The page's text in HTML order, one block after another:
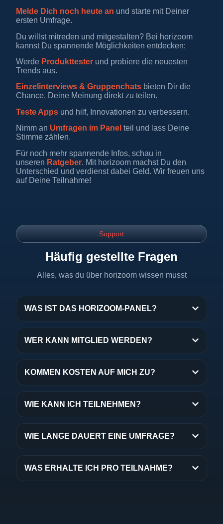
Melde Dich noch heute an und starte mit Deiner
ersten Umfrage.
Du willst mitreden und mitgestalten? Bei horizoom
kannst Du spannende Möglichkeiten entdecken:
Werde Produkttester und probiere die neuesten
Trends aus.
Einzelinterviews & Gruppenchats bieten Dir die
Chance, Deine Meinung direkt zu teilen.
Teste Apps und hilf, Innovationen zu verbessern.
Nimm an Umfragen im Panel teil und lass Deine
Stimme zählen.
Für noch mehr spannende Infos, schau in
unseren Ratgeber. Mit horizoom machst Du den
Unterschied und verdienst dabei Geld. Wir freuen uns
auf Deine Teilnahme!
Support
Häufig gestellte Fragen
Alles, was du über horizoom wissen musst
WAS IST DAS HORIZOOM-PANEL?
WER KANN MITGLIED WERDEN?
KOMMEN KOSTEN AUF MICH ZU?
WIE KANN ICH TEILNEHMEN?
WIE LANGE DAUERT EINE UMFRAGE?
WAS ERHALTE ICH PRO TEILNAHME?